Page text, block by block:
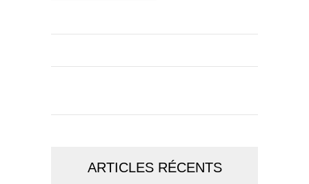
ARTICLES RÉCENTS